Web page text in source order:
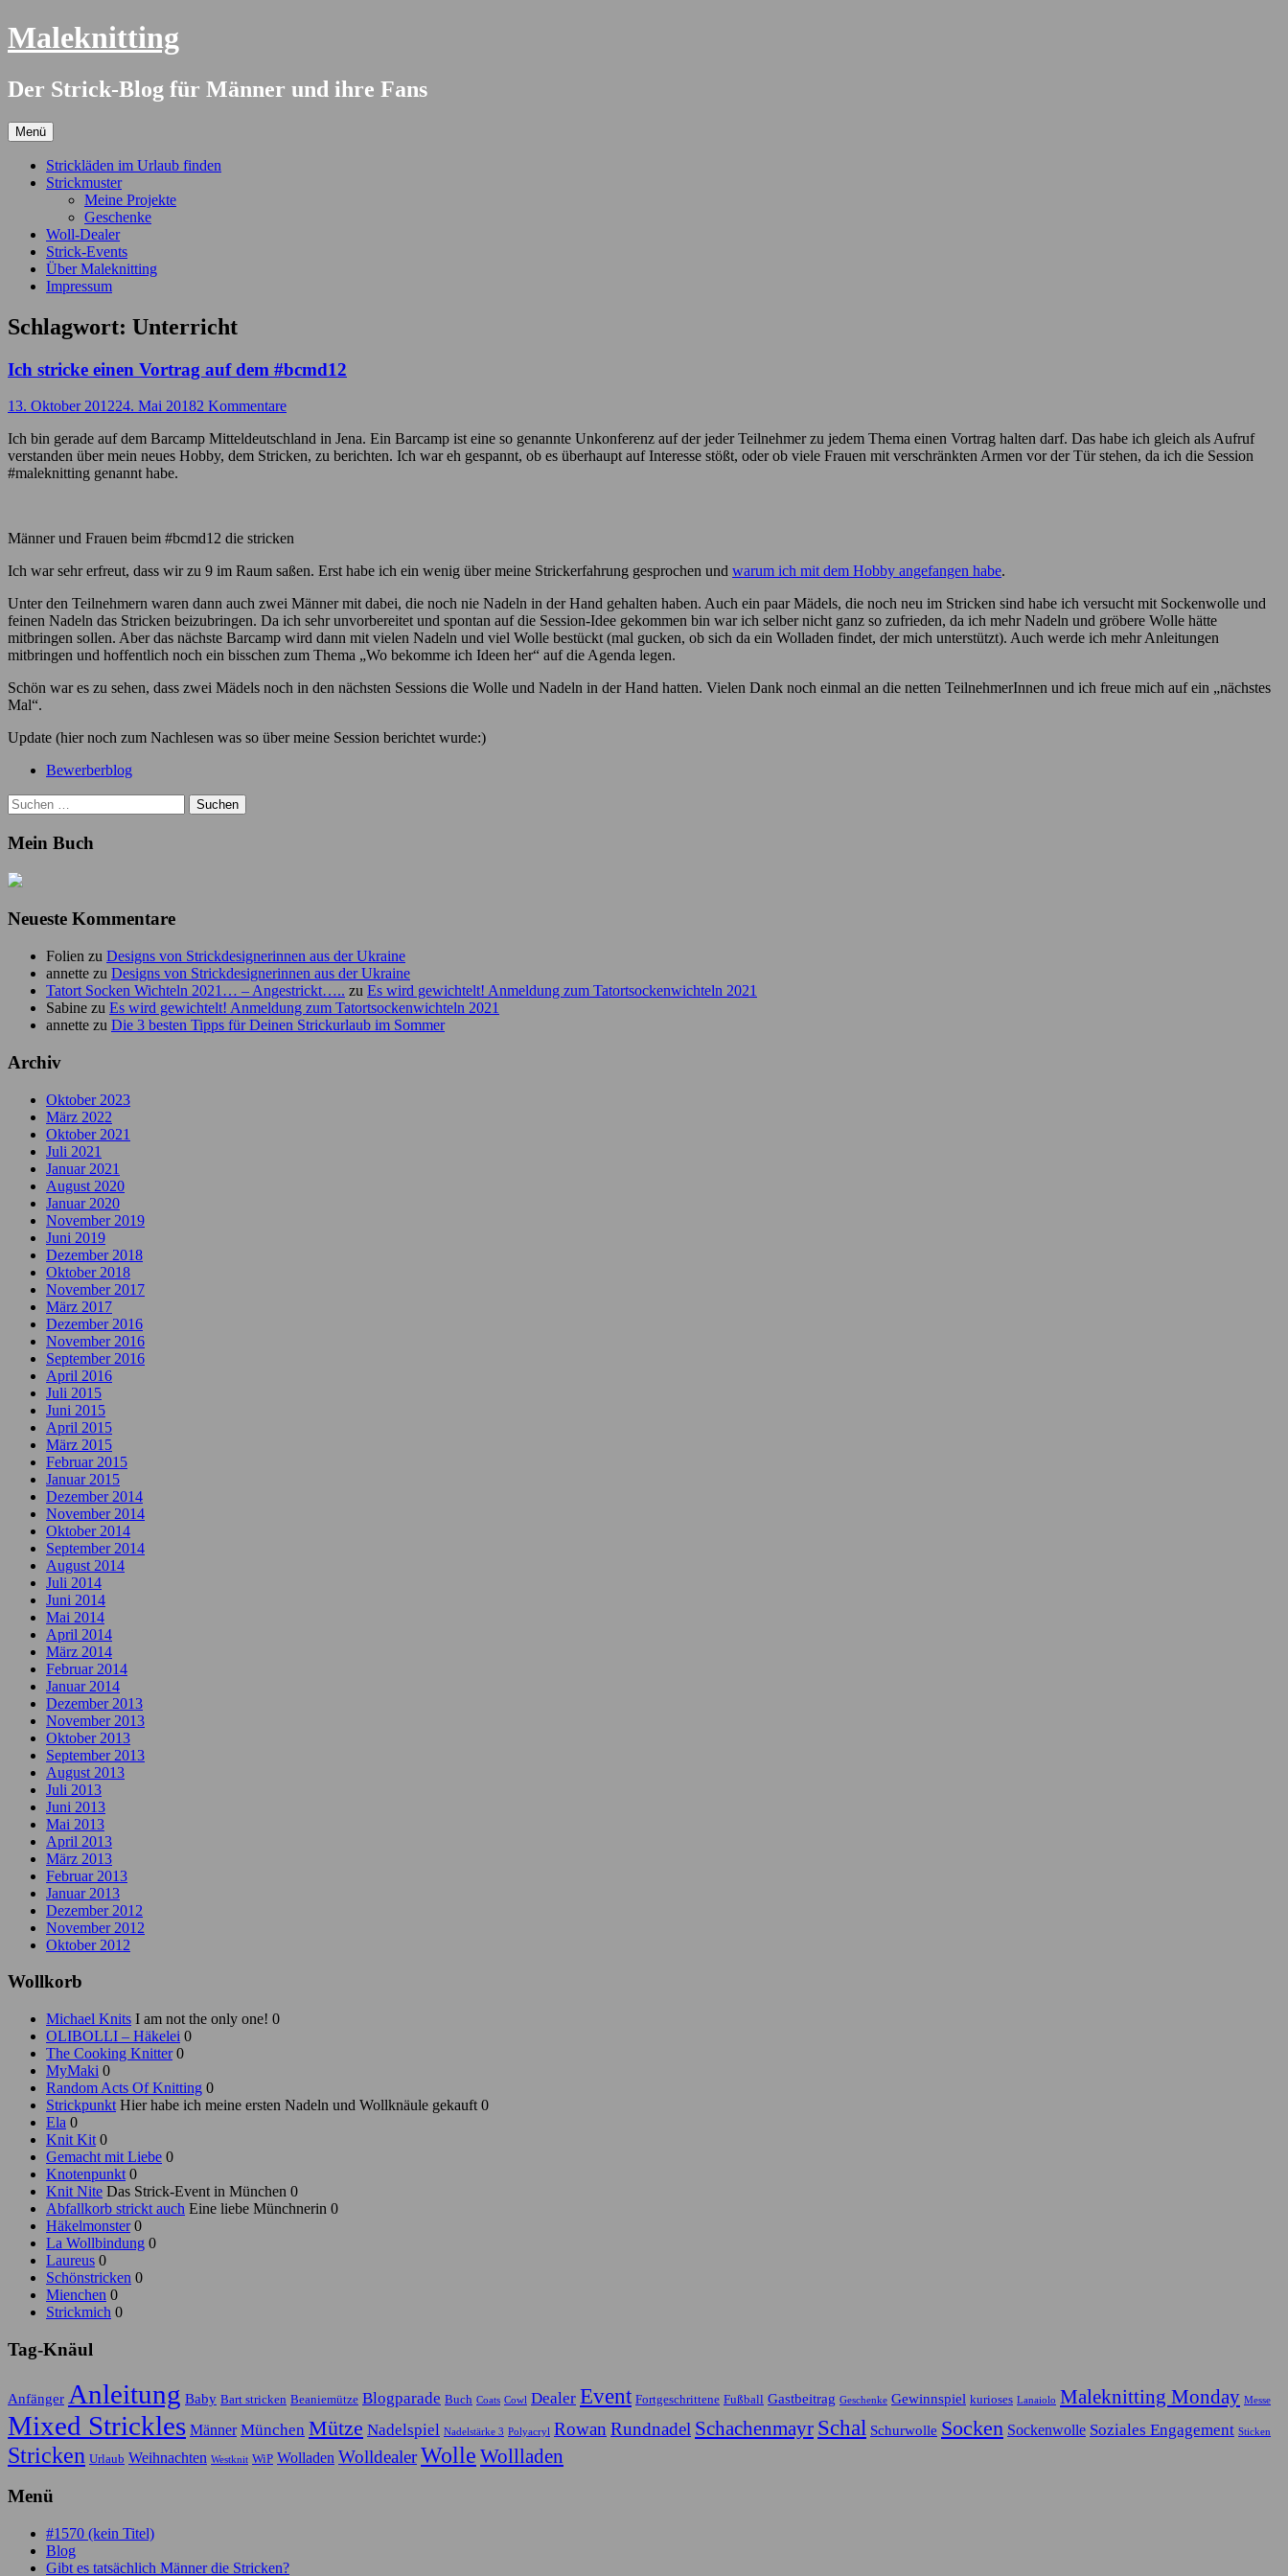
Springe
zum
Maleknitting
Der Strick-Blog für Männer und ihre Fans
Menü
Strickläden im Urlaub finden
Strickmuster
Meine Projekte
Geschenke
Woll-Dealer
Strick-Events
Über Maleknitting
Impressum
Schlagwort: Unterricht
Ich stricke einen Vortrag auf dem #bcmd12
13. Oktober 201224. Mai 20182 Kommentare
Ich bin gerade auf dem Barcamp Mitteldeutschland in Jena. Ein Barcamp ist eine so genannte Unkonferenz auf der jeder Teilnehmer zu jedem Thema einen Vortrag halten darf. Das habe ich gleich als Aufruf
verstanden über mein neues Hobby, dem Stricken, zu berichten. Ich war eh gespannt, ob es überhaupt auf Interesse stößt, oder ob viele Frauen mit verschränkten Armen vor der Tür stehen, da ich die Session
#maleknitting genannt habe.
Männer und Frauen beim #bcmd12 die stricken
Ich war sehr erfreut, dass wir zu 9 im Raum saßen. Erst habe ich ein wenig über meine Strickerfahrung gesprochen und warum ich mit dem Hobby angefangen habe.
Unter den Teilnehmern waren dann auch zwei Männer mit dabei, die noch nie Nadeln in der Hand gehalten haben. Auch ein paar Mädels, die noch neu im Stricken sind habe ich versucht mit Sockenwolle und
feinen Nadeln das Stricken beizubringen. Da ich sehr unvorbereitet und spontan auf die Session-Idee gekommen bin war ich selber nicht ganz so zufrieden, da ich mehr Nadeln und gröbere Wolle hätte
mitbringen sollen. Aber das nächste Barcamp wird dann mit vielen Nadeln und viel Wolle bestückt (mal gucken, ob sich da ein Wolladen findet, der mich unterstützt). Auch werde ich mehr Anleitungen
mitbringen und hoffentlich noch ein bisschen zum Thema „Wo bekomme ich Ideen her“ auf die Agenda legen.
Schön war es zu sehen, dass zwei Mädels noch in den nächsten Sessions die Wolle und Nadeln in der Hand hatten. Vielen Dank noch einmal an die netten TeilnehmerInnen und ich freue mich auf ein „nächstes
Mal“.
Update (hier noch zum Nachlesen was so über meine Session berichtet wurde:)
Bewerberblog
Suchen
nach:
Mein Buch
Neueste Kommentare
Folien zu Designs von Strickdesignerinnen aus der Ukraine
annette zu Designs von Strickdesignerinnen aus der Ukraine
Tatort Socken Wichteln 2021… – Angestrickt….. zu Es wird gewichtelt! Anmeldung zum Tatortsockenwichteln 2021
Sabine zu Es wird gewichtelt! Anmeldung zum Tatortsockenwichteln 2021
annette zu Die 3 besten Tipps für Deinen Strickurlaub im Sommer
Archiv
Oktober 2023
März 2022
Oktober 2021
Juli 2021
Januar 2021
August 2020
Januar 2020
November 2019
Juni 2019
Dezember 2018
Oktober 2018
November 2017
März 2017
Dezember 2016
November 2016
September 2016
April 2016
Juli 2015
Juni 2015
April 2015
März 2015
Februar 2015
Januar 2015
Dezember 2014
November 2014
Oktober 2014
September 2014
August 2014
Juli 2014
Juni 2014
Mai 2014
April 2014
März 2014
Februar 2014
Januar 2014
Dezember 2013
November 2013
Oktober 2013
September 2013
August 2013
Juli 2013
Juni 2013
Mai 2013
April 2013
März 2013
Februar 2013
Januar 2013
Dezember 2012
November 2012
Oktober 2012
Wollkorb
Michael Knits I am not the only one! 0
OLIBOLLI – Häkelei 0
The Cooking Knitter0
MyMaki 0
Random Acts Of Knitting 0
Strickpunkt Hier habe ich meine ersten Nadeln und Wollknäule gekauft 0
Ela 0
Knit Kit 0
Gemacht mit Liebe 0
Knotenpunkt 0
Knit Nite Das Strick-Event in München 0
Abfallkorb strickt auch Eine liebe Münchnerin 0
Häkelmonster0
La Wollbindung 0
Laureus 0
Schönstricken 0
Mienchen 0
Strickmich 0
Tag-Knäul
Anfänger Anleitung Baby Bart stricken Beaniemütze Blogparade Buch Coats Cowl Dealer Event Fortgeschrittene Fußball Gastbeitrag Geschenke Gewinnspiel kurioses Lanaiolo Maleknitting Monday Messe
Mixed Strickles Männer München Mütze Nadelspiel Nadelstärke 3 Polyacryl Rowan Rundnadel Schachenmayr Schal Schurwolle Socken Sockenwolle Soziales Engagement Sticken
Stricken Urlaub Weihnachten Westknit WiP Wolladen WolldealerWolle Wollladen
Menü
#1570 (kein Titel)
Blog
Gibt es tatsächlich Männer die Stricken?